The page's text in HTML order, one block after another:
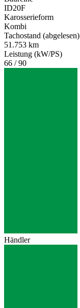
ID20F
Karosserieform
Kombi
Tachostand (abgelesen)
51.753 km
Leistung (kW/PS)
66 / 90
Händler